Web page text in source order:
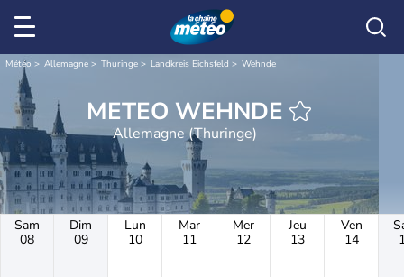
Météo Allemagne Thuringe Landkreis Eichsfeld Wehnde
METEO WEHNDE
Allemagne (Thuringe)
Sam
08
Dim
09
Lun
10
Mar
11
Mer
12
Jeu
13
Ven
14